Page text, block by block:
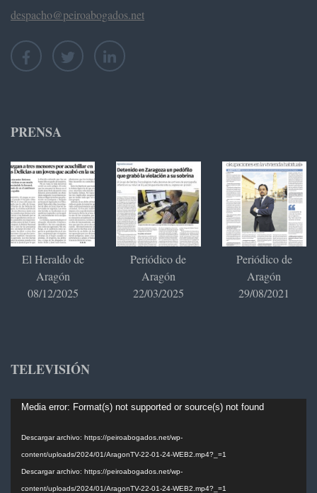
despacho@peiroabogados.net
PRENSA
El Heraldo de
Aragón
08/12/2025
Periódico de
Aragón
22/03/2025
Periódico de
Aragón
29/08/2021
TELEVISIÓN
Reproductor
vídeo
Media error: Format(s) not supported or source(s) not found
Descargar archivo: https://peiroabogados.net/wp-
content/uploads/2024/01/AragonTV-22-01-24-WEB2.mp4?_=1
Descargar archivo: https://peiroabogados.net/wp-
content/uploads/2024/01/AragonTV-22-01-24-WEB2.mp4?_=1